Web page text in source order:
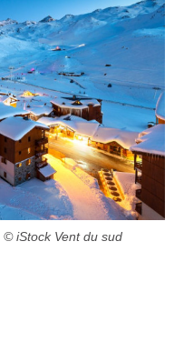
© iStock Vent du sud